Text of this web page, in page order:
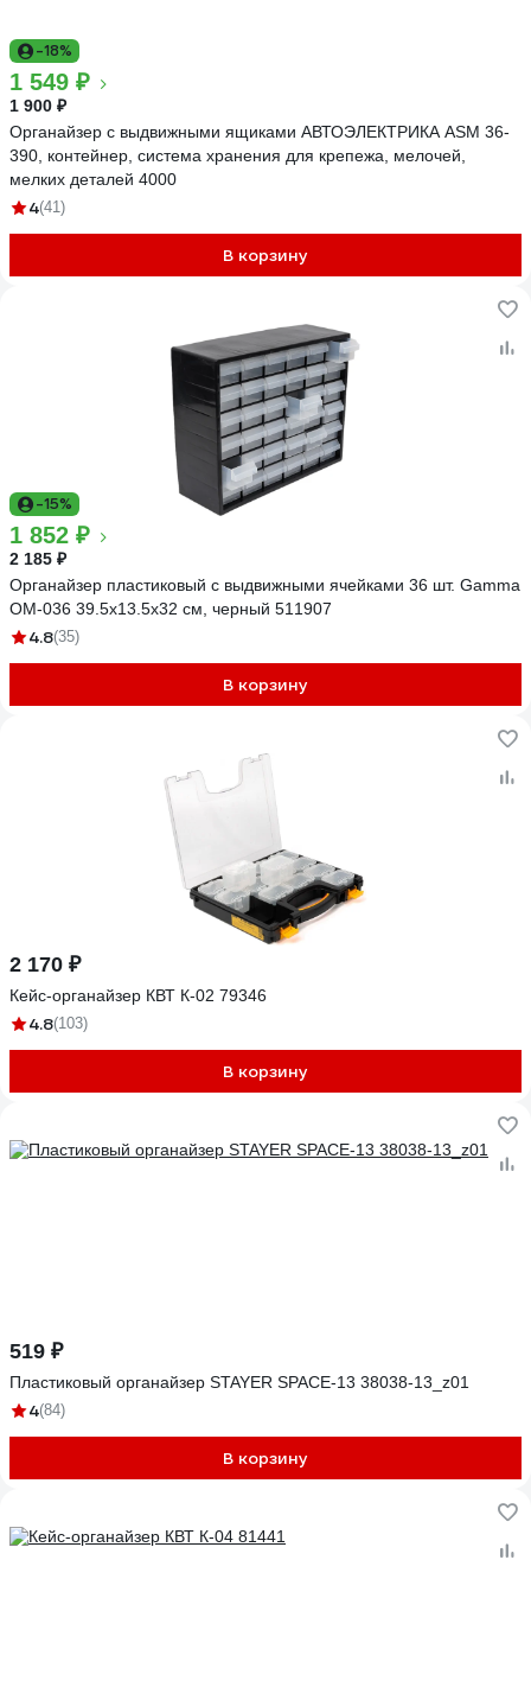
-18%
1 549 ₽
1 900 ₽
Органайзер с выдвижными ящиками АВТОЭЛЕКТРИКА ASM 36-
390, контейнер, система хранения для крепежа, мелочей,
мелких деталей 4000
4(41)
В корзину
-15%
1 852 ₽
2 185 ₽
Органайзер пластиковый с выдвижными ячейками 36 шт. Gamma
ОМ-036 39.5x13.5x32 см, черный 511907
4.8(35)
В корзину
2 170 ₽
Кейс-органайзер КВТ К-02 79346
4.8(103)
В корзину
519 ₽
Пластиковый органайзер STAYER SPACE-13 38038-13_z01
4(84)
В корзину